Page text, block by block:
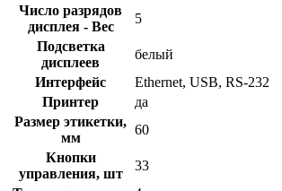
Число разрядов
дисплея - Вес
5
Подсветка
дисплеев
белый
Интерфейс
Ethernet, USB, RS-232
Принтер
да
Размер этикетки,
мм
60
Кнопки
управления, шт
33